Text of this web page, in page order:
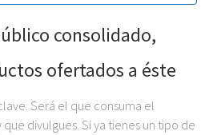
consolidado,
ofertados a éste
Será el que consuma el
divulgues. Si ya tienes un tipo de